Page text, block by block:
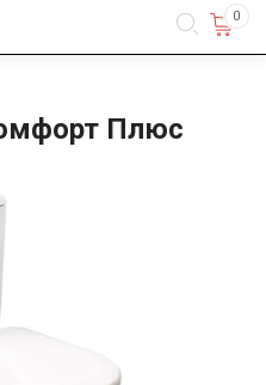
0
Плюс